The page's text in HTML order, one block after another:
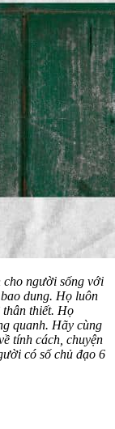
cho người sống với
dung. Họ luôn
thân thiết. Họ
quanh. Hãy cùng
tính cách, chuyện
có số chủ đạo 6